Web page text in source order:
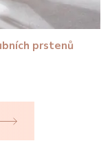
prstenů